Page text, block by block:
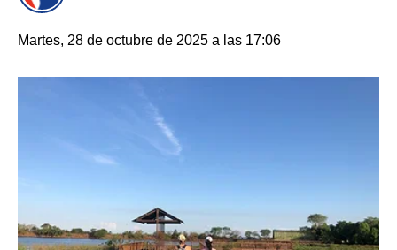
Martes, 28 de octubre de 2025 a las 17:06